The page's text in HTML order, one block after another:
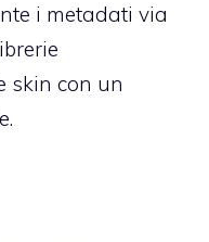
i metadati via
skin con un